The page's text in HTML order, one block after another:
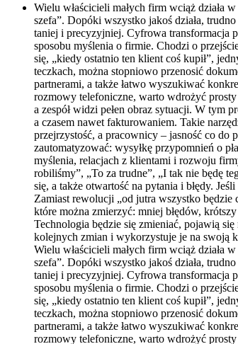
Wielu właścicieli małych firm wciąż działa
szefa”. Dopóki wszystko jakoś działa,
taniej i precyzyjniej. Cyfrowa transformacja
sposobu myślenia o firmie. Chodzi o
się, „kiedy ostatnio ten klient coś kupił”,
teczkach, można stopniowo przenosić
partnerami, a także łatwo wyszukiwać
rozmowy telefoniczne, warto wdrożyć
a zespół widzi pełen obraz sytuacji. W tym
a czasem nawet fakturowaniem. Takie
przejrzystość, a pracownicy – jasność co
zautomatyzować: wysyłkę przypomnień o
myślenia, relacjach z klientami i rozwoju
robiliśmy”, „To za trudne”, „I tak nie będę
się, a także otwartość na pytania i błędy.
Zamiast rewolucji „od jutra wszystko
które można zmierzyć: mniej błędów,
Technologia będzie się zmieniać, pojawią
kolejnych zmian i wykorzystuje je na swoją
Wielu właścicieli małych firm wciąż działa
szefa”. Dopóki wszystko jakoś działa,
taniej i precyzyjniej. Cyfrowa transformacja
sposobu myślenia o firmie. Chodzi o
się, „kiedy ostatnio ten klient coś kupił”,
teczkach, można stopniowo przenosić
partnerami, a także łatwo wyszukiwać
rozmowy telefoniczne, warto wdrożyć